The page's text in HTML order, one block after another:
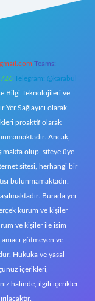
Teams:
Telegram: @karabul
Bilgi Teknolojileri ve
Sağlayıcı olarak
proaktif olarak
Ancak,
olup, siteye üye
sitesi, herhangi bir
bulunmamaktadır.
Burada yer
kurum ve kişiler
ve kişiler ile isim
gütmeyen ve
Hukuka ve yasal
içerikleri,
halinde, ilgili içerikler